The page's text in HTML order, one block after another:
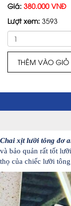
Giá: 380.000 VNĐ
Lượt xem: 3593
THÊM VÀO
Chai xịt lưỡi tông đơ
và bảo quản rất tốt
thọ của chiếc lưỡi